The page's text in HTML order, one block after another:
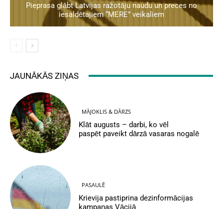
Pieprasa glābt Latvijas ražotāju naudu un preces no
iesaldētajiem “MERE” veikaliem
JAUNĀKĀS ZIŅAS
MĀJOKLIS & DĀRZS
Klāt augusts – darbi, ko vēl
paspēt paveikt dārzā vasaras nogalē
PASAULĒ
Krievija pastiprina dezinformācijas
kampaņas Vācijā